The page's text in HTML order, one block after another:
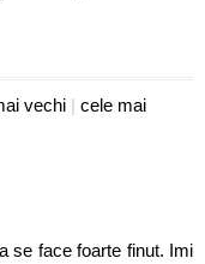
vechi | cele mai
se face foarte finut. Imi